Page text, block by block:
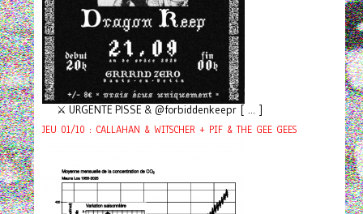
⚔️ URGENTE PISSE & @forbiddenkeepr [ ... ]
JEU 01/10 : CALLAHAN & WITSCHER + PIF & THE GEE GEES